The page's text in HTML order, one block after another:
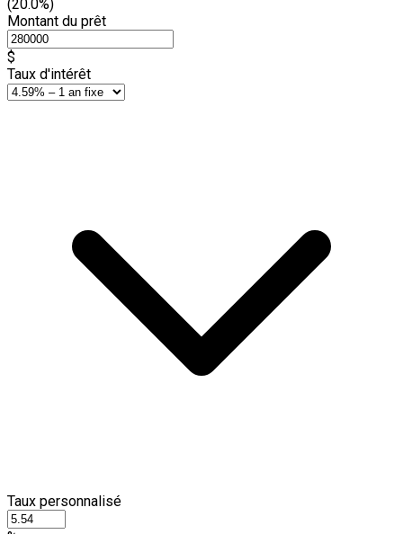
(20.0%)
Montant du prêt
$
Taux d'intérêt
Taux personnalisé